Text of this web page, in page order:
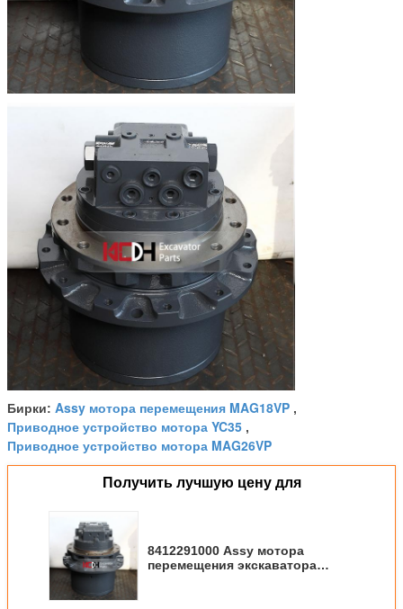
Бирки: Assy мотора перемещения MAG18VP ,
Приводное устройство мотора YC35 ,
Приводное устройство мотора MAG26VP
Получить лучшую цену для
8412291000 Assy мотора
перемещения экскаватора